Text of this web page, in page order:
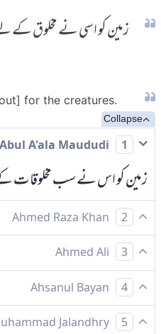
زمین کو اسی نے مخلوق کے
for the creatures.
Collapse
1
زمین کو اس نے سب مخلوقات کے
2
اور زمین رکھی مخلوق کے لیے
3
اور اس نے خلقت کے لیے زمین کو
4
اور اسی نے مخلوق کے لئے
5